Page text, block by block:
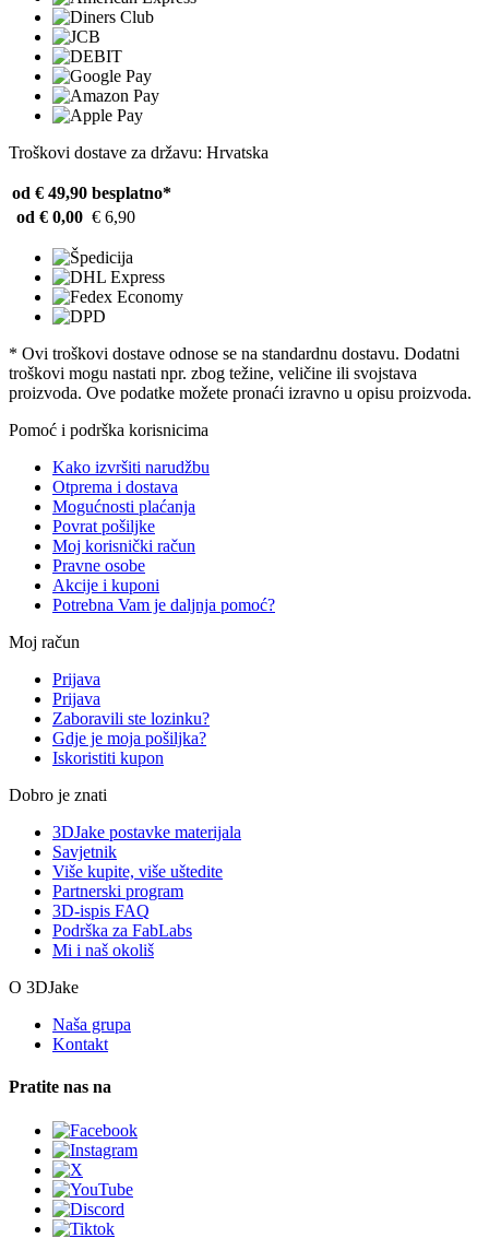
Troškovi dostave za državu: Hrvatska
od € 49,90 besplatno*
od € 0,00 € 6,90
* Ovi troškovi dostave odnose se na standardnu ​​dostavu. Dodatni
troškovi mogu nastati npr. zbog težine, veličine ili svojstava
proizvoda. Ove podatke možete pronaći izravno u opisu proizvoda.
Pomoć i podrška korisnicima
Kako izvršiti narudžbu
Otprema i dostava
Mogućnosti plaćanja
Povrat pošiljke
Moj korisnički račun
Pravne osobe
Akcije i kuponi
Potrebna Vam je daljnja pomoć?
Moj račun
Prijava
Prijava
Zaboravili ste lozinku?
Gdje je moja pošiljka?
Iskoristiti kupon
Dobro je znati
3DJake postavke materijala
Savjetnik
Više kupite, više uštedite
Partnerski program
3D-ispis FAQ
Podrška za FabLabs
Mi i naš okoliš
O 3DJake
Naša grupa
Kontakt
Pratite nas na